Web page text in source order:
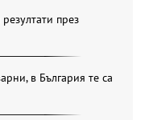
през
в България те са